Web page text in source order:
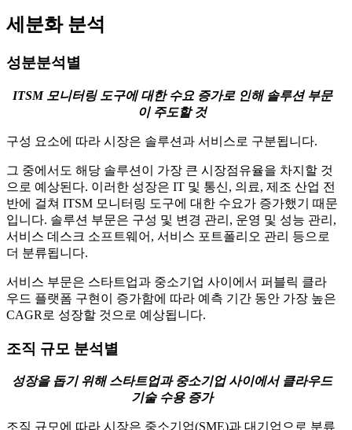
세분화 분석
성분분석별
ITSM 모니터링 도구에 대한 수요 증가로 인해 솔루션 부문
이 주도할 것
구성 요소에 따라 시장은 솔루션과 서비스로 구분됩니다.
그 중에서도 해당 솔루션이 가장 큰 시장점유율을 차지할 것
으로 예상된다. 이러한 성장은 IT 및 통신, 의료, 제조 산업 전
반에 걸쳐 ITSM 모니터링 도구에 대한 수요가 증가했기 때문
입니다. 솔루션 부문은 구성 및 변경 관리, 운영 및 성능 관리,
서비스 데스크 소프트웨어, 서비스 포트폴리오 관리 등으로
더 분류됩니다.
서비스 부문은 스타트업과 중소기업 사이에서 퍼블릭 클라
우드 플랫폼 구현이 증가함에 따라 예측 기간 동안 가장 높은
CAGR로 성장할 것으로 예상됩니다.
조직 규모 분석별
성장을 돕기 위해 스타트업과 중소기업 사이에서 클라우드
기술 수용 증가
조직 규모에 따라 시장은 중소기업(SME)과 대기업으로 분류